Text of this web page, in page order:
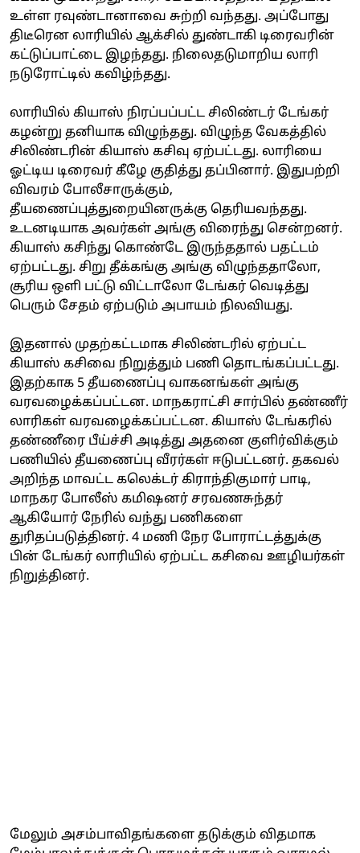
உள்ள ரவுண்டானாவை சுற்றி வந்தது. அப்போது
திடீரென லாரியில் ஆக்சில் துண்டாகி டிரைவரின்
கட்டுப்பாட்டை இழந்தது. நிலைதடுமாறிய லாரி
நடுரோட்டில் கவிழ்ந்தது.
லாரியில் கியாஸ் நிரப்பப்பட்ட சிலிண்டர் டேங்கர்
கழன்று தனியாக விழுந்தது. விழுந்த வேகத்தில்
சிலிண்டரின் கியாஸ் கசிவு ஏற்பட்டது. லாரியை
ஓட்டிய டிரைவர் கீழே குதித்து தப்பினார். இதுபற்றி
விவரம் போலீசாருக்கும்,
தீயணைப்புத்துறையினருக்கு தெரியவந்தது.
உடனடியாக அவர்கள் அங்கு விரைந்து சென்றனர்.
கியாஸ் கசிந்து கொண்டே இருந்ததால் பதட்டம்
ஏற்பட்டது. சிறு தீக்கங்கு அங்கு விழுந்ததாலோ,
சூரிய ஒளி பட்டு விட்டாலோ டேங்கர் வெடித்து
பெரும் சேதம் ஏற்படும் அபாயம் நிலவியது.
இதனால் முதற்கட்டமாக சிலிண்டரில் ஏற்பட்ட
கியாஸ் கசிவை நிறுத்தும் பணி தொடங்கப்பட்டது.
இதற்காக 5 தீயணைப்பு வாகனங்கள் அங்கு
வரவழைக்கப்பட்டன. மாநகராட்சி சார்பில் தண்ணீர்
லாரிகள் வரவழைக்கப்பட்டன. கியாஸ் டேங்கரில்
தண்ணீரை பீய்ச்சி அடித்து அதனை குளிர்விக்கும்
பணியில் தீயணைப்பு வீரர்கள் ஈடுபட்டனர். தகவல்
அறிந்த மாவட்ட கலெக்டர் கிராந்திகுமார் பாடி,
மாநகர போலீஸ் கமிஷனர் சரவணசுந்தர்
ஆகியோர் நேரில் வந்து பணிகளை
துரிதப்படுத்தினர். 4 மணி நேர போராட்டத்துக்கு
பின் டேங்கர் லாரியில் ஏற்பட்ட கசிவை ஊழியர்கள்
நிறுத்தினர்.
மேலும் அசம்பாவிதங்களை தடுக்கும் விதமாக